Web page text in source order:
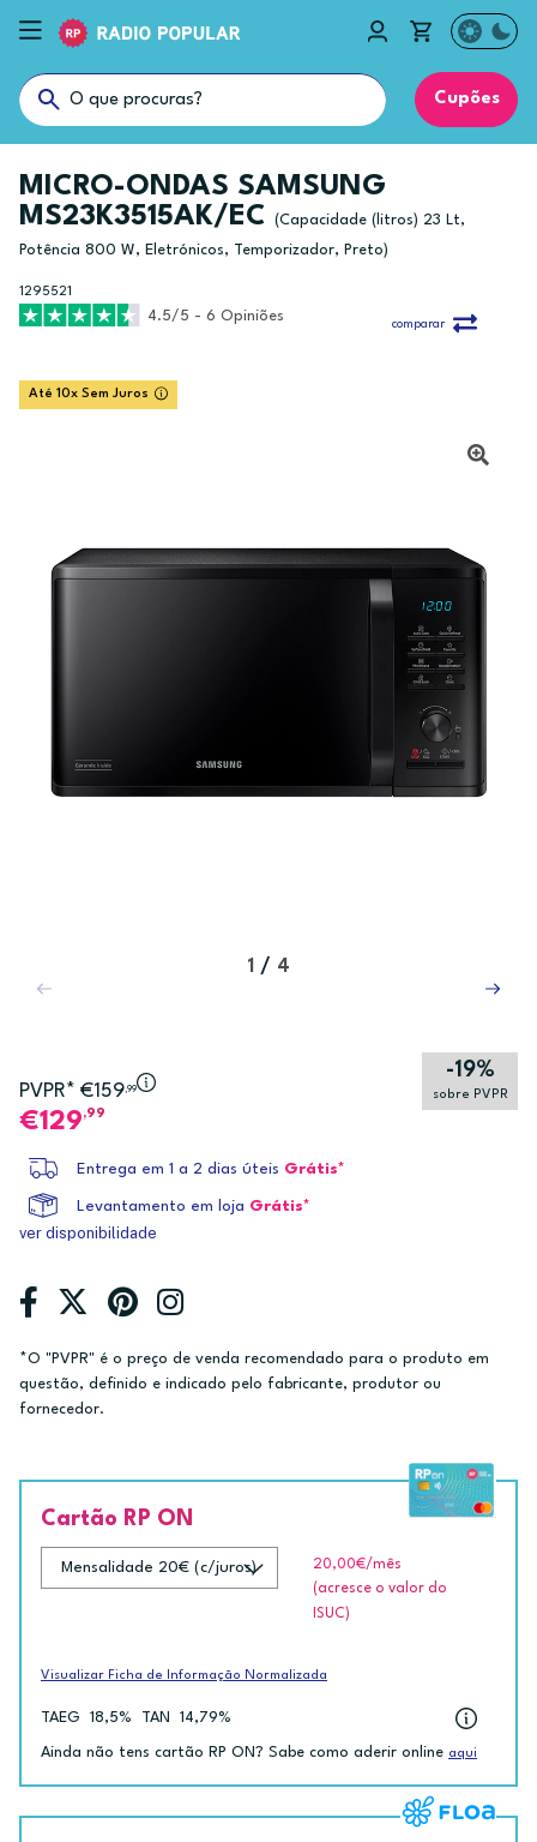
Cupões
MICRO-ONDAS SAMSUNG
MS23K3515AK/EC
(Capacidade (litros) 23 Lt,
Potência 800 W, Eletrónicos, Temporizador, Preto)
1295521
4.5/5 - 6 Opiniões
comparar
Até 10x Sem Juros
1 / 4
PVPR* €159,99
-19%
sobre PVPR
129,99
Entrega em 1 a 2 dias úteis Grátis*
Levantamento em loja Grátis*
ver disponibilidade
*O "PVPR" é o preço de venda recomendado para o produto em
questão, definido e indicado pelo fabricante, produtor ou
fornecedor.
Cartão RP ON
20,00€/mês
(acresce o valor do
ISUC)
Visualizar Ficha de Informação Normalizada
TAEG 18,5% TAN 14,79%
Ainda não tens cartão RP ON? Sabe como aderir online aqui